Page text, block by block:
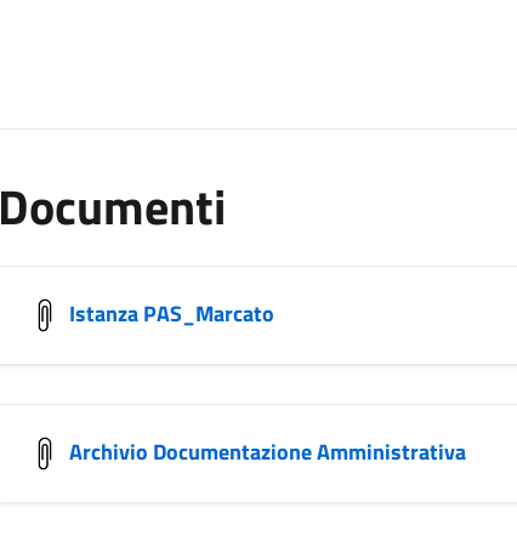
Documenti
Istanza PAS_Marcato
Archivio Documentazione Amministrativa